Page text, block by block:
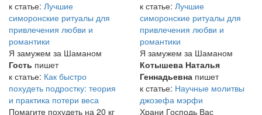
к статье: Лучшие
симоронские ритуалы для
привлечения любви и
романтики
Я замужем за Шаманом
к статье: Лучшие
симоронские ритуалы для
привлечения любви и
романтики
Я замужем за Шаманом
Гость пишет
к статье: Как быстро
похудеть подростку: теория
и практика потери веса
Помагите похудеть на 20 кг
Котышева Наталья
Геннадьевна пишет
к статье: Научные молитвы
джозефа мэрфи
Храни Господь Вас